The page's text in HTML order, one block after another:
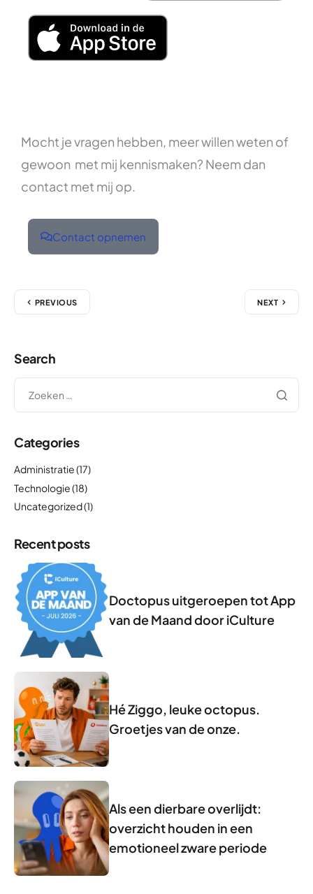
Mocht je vragen hebben, meer willen weten of
gewoon met mij kennismaken? Neem dan
contact met mij op.
Contact opnemen
PREVIOUS NEXT
Search
Categories
Administratie(17)
Technologie(18)
Uncategorized(1)
Recent posts
Doctopus uitgeroepen tot App
van de Maand door iCulture
Hé Ziggo, leuke octopus.
Groetjes van de onze.
Als een dierbare overlijdt:
overzicht houden in een
emotioneel zware periode